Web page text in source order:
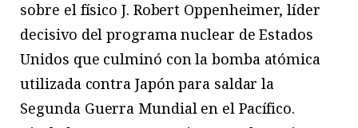
sobre el físico J. Robert Oppenheimer, líder
decisivo del programa nuclear de Estados
Unidos que culminó con la bomba atómica
utilizada contra Japón para saldar la
Segunda Guerra Mundial en el Pacífico.